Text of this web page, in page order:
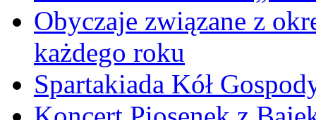
Obyczaje związane z
każdego roku
Spartakiada Kół